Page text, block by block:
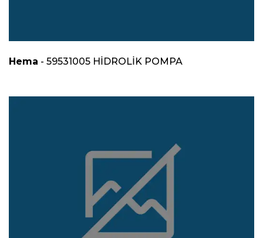
Hema - 59531005 HİDROLİK POMPA